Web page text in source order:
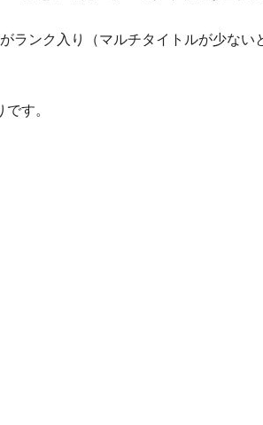
ンク入り（マルチタイトルが少な
す。